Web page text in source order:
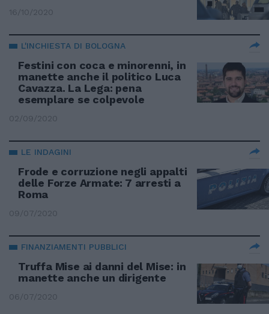
16/10/2020
L'INCHIESTA DI BOLOGNA
Festini con coca e minorenni, in
manette anche il politico Luca
Cavazza. La Lega: pena
esemplare se colpevole
02/09/2020
LE INDAGINI
Frode e corruzione negli appalti
delle Forze Armate: 7 arresti a
Roma
09/07/2020
FINANZIAMENTI PUBBLICI
Truffa Mise ai danni del Mise: in
manette anche un dirigente
06/07/2020